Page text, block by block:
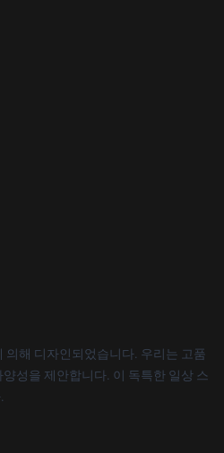
의해 디자인되었습니다. 우리는 고품
성을 제안합니다. 이 독특한 일상 스